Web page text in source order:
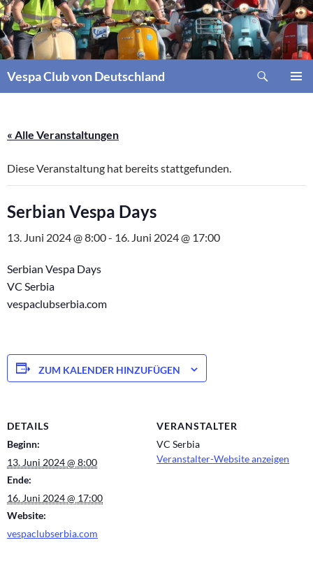
Zum
Inhalt
springen
Vespa Club von Deutschland
« Alle Veranstaltungen
Diese Veranstaltung hat bereits stattgefunden.
Serbian Vespa Days
13. Juni 2024 @ 8:00- 16. Juni 2024 @ 17:00
Serbian Vespa Days
VC Serbia
vespaclubserbia.com
ZUM KALENDER HINZUFÜGEN
DETAILS
Beginn:
13. Juni 2024 @ 8:00
Ende:
16. Juni 2024 @ 17:00
Website:
vespaclubserbia.com
VERANSTALTER
VC Serbia
Veranstalter-Website anzeigen